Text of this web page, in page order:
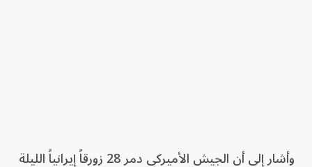
وأشار إلى أن الجيش الأميركي دمر 28 زورقاً إيرانياً الليلة